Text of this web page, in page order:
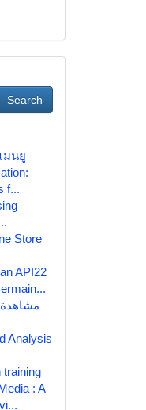
Search
มนยู
f...
Store
API22
Analysis
training
: A